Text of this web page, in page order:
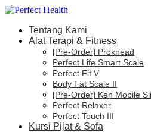
Tentang Kami
Alat Terapi & Fitness
[Pre-Order] Proknead
Perfect Life Smart Scale
Perfect Fit V
Body Fat Scale II
[Pre-Order] Ken Mobile
Perfect Relaxer
Perfect Touch III
Kursi Pijat & Sofa